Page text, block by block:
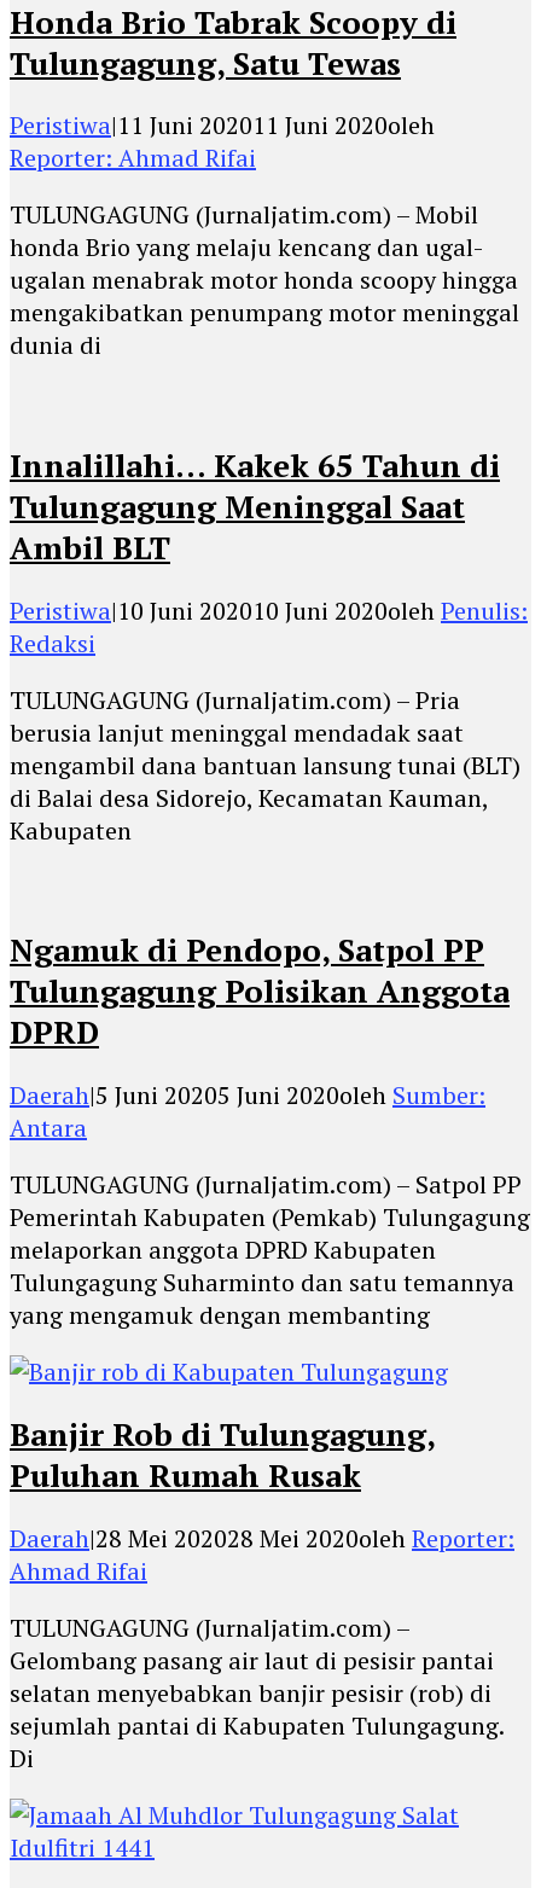
Honda Brio Tabrak Scoopy di
Tulungagung, Satu Tewas
Peristiwa|11 Juni 202011 Juni 2020oleh
Reporter: Ahmad Rifai
TULUNGAGUNG (Jurnaljatim.com) – Mobil
honda Brio yang melaju kencang dan ugal-
ugalan menabrak motor honda scoopy hingga
mengakibatkan penumpang motor meninggal
dunia di
Innalillahi… Kakek 65 Tahun di
Tulungagung Meninggal Saat
Ambil BLT
Peristiwa|10 Juni 202010 Juni 2020olehPenulis:
Redaksi
TULUNGAGUNG (Jurnaljatim.com) – Pria
berusia lanjut meninggal mendadak saat
mengambil dana bantuan lansung tunai (BLT)
di Balai desa Sidorejo, Kecamatan Kauman,
Kabupaten
Ngamuk di Pendopo, Satpol PP
Tulungagung Polisikan Anggota
DPRD
Daerah|5 Juni 20205 Juni 2020oleh Sumber:
Antara
TULUNGAGUNG (Jurnaljatim.com) – Satpol PP
Pemerintah Kabupaten (Pemkab) Tulungagung
melaporkan anggota DPRD Kabupaten
Tulungagung Suharminto dan satu temannya
yang mengamuk dengan membanting
Banjir Rob di Tulungagung,
Puluhan Rumah Rusak
Daerah|28 Mei 202028 Mei 2020olehReporter:
Ahmad Rifai
TULUNGAGUNG (Jurnaljatim.com) –
Gelombang pasang air laut di pesisir pantai
selatan menyebabkan banjir pesisir (rob) di
sejumlah pantai di Kabupaten Tulungagung.
Di